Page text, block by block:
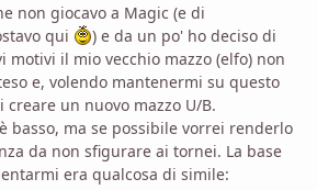
non giocavo a Magic (e di
qui
) e da un po' ho deciso di
motivi il mio vecchio mazzo (elfo) non
e, volendo mantenermi su questo
un nuovo mazzo U/B.
basso, ma se possibile vorrei renderlo
da non sfigurare ai tornei. La base
era qualcosa di simile: